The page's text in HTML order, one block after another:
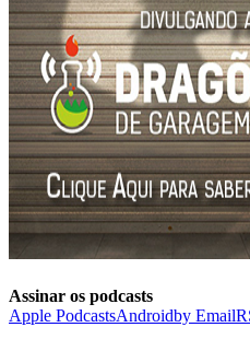
Assinar os podcasts
Apple PodcastsAndroidby Email